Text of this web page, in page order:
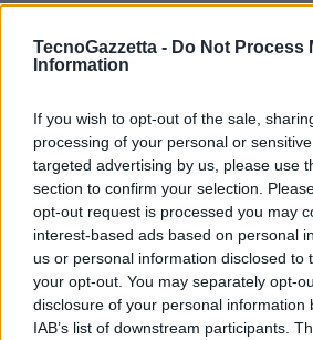
TecnoGazzetta - Do Not Process
Information
If you wish to opt-out of the sale,
processing of your personal or
targeted advertising by us, please use
section to confirm your selection.
opt-out request is processed you may
interest-based ads based on personal
us or personal information disclosed to
your opt-out. You may separately opt-
disclosure of your personal information
IAB’s list of downstream participants.
Scooter elettrici che
All’interno dei maggiori mercati di
segmento elettrico è cresciuto dal 3% al
un solo anno, Segway ha conquistato la
più grande d’Europa. Questarapida
scooter con motore a combustione a
essere prevista anche nel più potente
nel quale Segway-Ninebot annuncia il suo